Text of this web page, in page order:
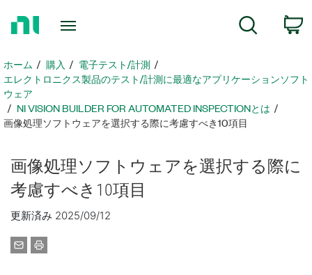
ペ
ー
ジ
に
戻
ホーム 購入
電子テスト/計測
エレクトロニクス製品のテスト/計測に最適なアプリケーションソフト
ウェア
NI VISION BUILDER FOR AUTOMATED INSPECTIONとは
画像処理ソフトウェアを選択する際に考慮すべき10項目
画像処理ソフトウェアを選択する 際に
考慮すべき 10項目
更新済み 2025/09/12